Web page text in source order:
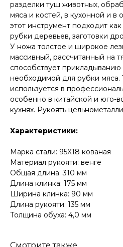
разделки туш животных,
мяса и костей, в кухонной и в
этот инструмент подходит
рубки деревьев, заготовки
У ножа толстое и широкое
массивный, рассчитанный на
способствует
необходимой для рубки мяса.
используется в
особенно в китайской и юго-
кухнях. Рукоять
Характеристики:
Марка стали: 95Х18 кованая
Материал рукояти: венге
Общая длина: 310 мм
Длина клинка: 175 мм
Ширина клинка: 90 мм
Длина рукояти: 135 мм
Толщина обуха: 4,0 мм